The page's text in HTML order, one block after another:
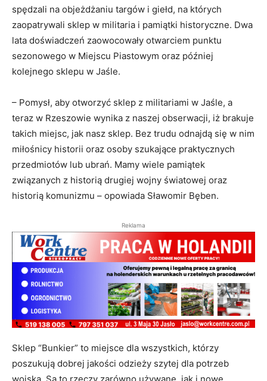
spędzali na objeżdżaniu targów i giełd, na których
zaopatrywali sklep w militaria i pamiątki historyczne. Dwa
lata doświadczeń zaowocowały otwarciem punktu
sezonowego w Miejscu Piastowym oraz później
kolejnego sklepu w Jaśle.
– Pomysł, aby otworzyć sklep z militariami w Jaśle, a
teraz w Rzeszowie wynika z naszej obserwacji, iż brakuje
takich miejsc, jak nasz sklep. Bez trudu odnajdą się w nim
miłośnicy historii oraz osoby szukające praktycznych
przedmiotów lub ubrań. Mamy wiele pamiątek
związanych z historią drugiej wojny światowej oraz
historią komunizmu – opowiada Sławomir Bęben.
Reklama
Sklep “Bunkier” to miejsce dla wszystkich, którzy
poszukują dobrej jakości odzieży szytej dla potrzeb